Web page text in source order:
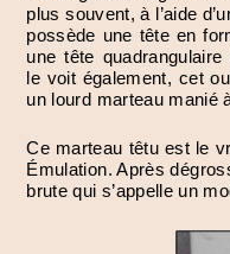
plus souvent, à l’aide
possède une tête en
une tête
le voit également, cet
un lourd marteau manié
Ce marteau têtu est le
Émulation. Après
brute qui s’appelle un